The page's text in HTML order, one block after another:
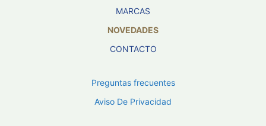
MARCAS
NOVEDADES
CONTACTO
Preguntas frecuentes
Aviso De Privacidad